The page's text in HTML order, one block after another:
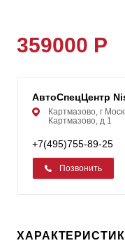
359000 Р
АвтоСпецЦентр
Картмазово, г
Картмазово, д 1
+7(495)755-89-25
Позвонить